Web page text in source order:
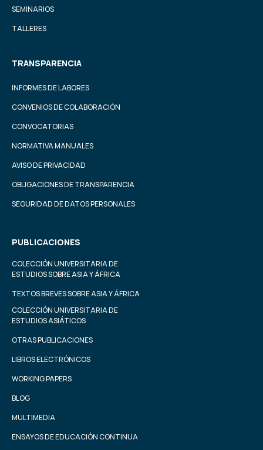
SEMINARIOS
TALLERES
TRANSPARENCIA
INFORMES DE LABORES
CONVENIOS DE COLABORACIÓN
CONVOCATORIAS
NORMATIVA MANUALES
AVISO DE PRIVACIDAD
OBLIGACIONES DE TRANSPARENCIA
SEGURIDAD DE DATOS PERSONALES
PUBLICACIONES
COLECCIÓN UNIVERSITARIA DE
ESTUDIOS SOBRE ASIA Y ÁFRICA
TEXTOS BREVES SOBRE ASIA Y ÁFRICA
COLECCIÓN UNIVERSITARIA DE
ESTUDIOS ASIÁTICOS
OTRAS PUBLICACIONES
LIBROS ELECTRÓNICOS
WORKING PAPERS
BLOG
MULTIMEDIA
ENSAYOS DE EDUCACIÓN CONTINUA